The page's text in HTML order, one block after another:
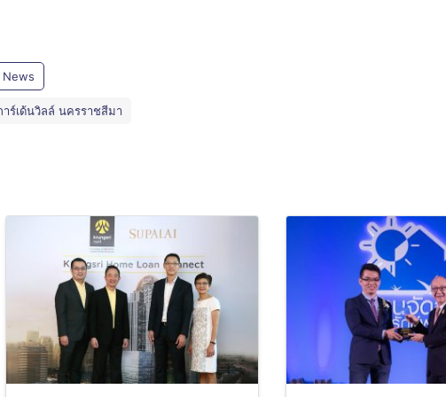
News
ร์เด้นวิลล์ นครราชสีมา